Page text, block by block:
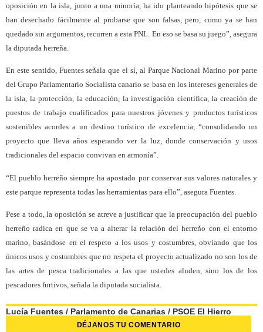
oposición en la isla, junto a una minoría, ha ido planteando hipótesis que se
han desechado fácilmente al probarse que son falsas, pero, como ya se han
quedado sin argumentos, recurren a esta PNL. En eso se basa su juego”, asegura
la diputada herreña.
En este sentido, Fuentes señala que el sí, al Parque Nacional Marino por parte
del Grupo Parlamentario Socialista canario se basa en los intereses generales de
la isla, la protección, la educación, la investigación científica, la creación de
puestos de trabajo cualificados para nuestros jóvenes y productos turísticos
sostenibles acordes a un destino turístico de excelencia, “consolidando un
proyecto que lleva años esperando ver la luz, donde conservación y usos
tradicionales del espacio convivan en armonía”.
“El pueblo herreño siempre ha apostado por conservar sus valores naturales y
este parque representa todas las herramientas para ello”, asegura Fuentes.
Pese a todo, la oposición se atreve a justificar que la preocupación del pueblo
herreño radica en que se va a alterar la relación del herreño con el entorno
marino, basándose en el respeto a los usos y costumbres, obviando que los
únicos usos y costumbres que no respeta el proyecto actualizado no son los de
las artes de pesca tradicionales a las que ustedes aluden, sino los de los
pescadores furtivos, señala la diputada socialista.
Lucía Fuentes / Parlamento de Canarias / PSOE El Hierro
DÉJANOS TU COMENTARIO